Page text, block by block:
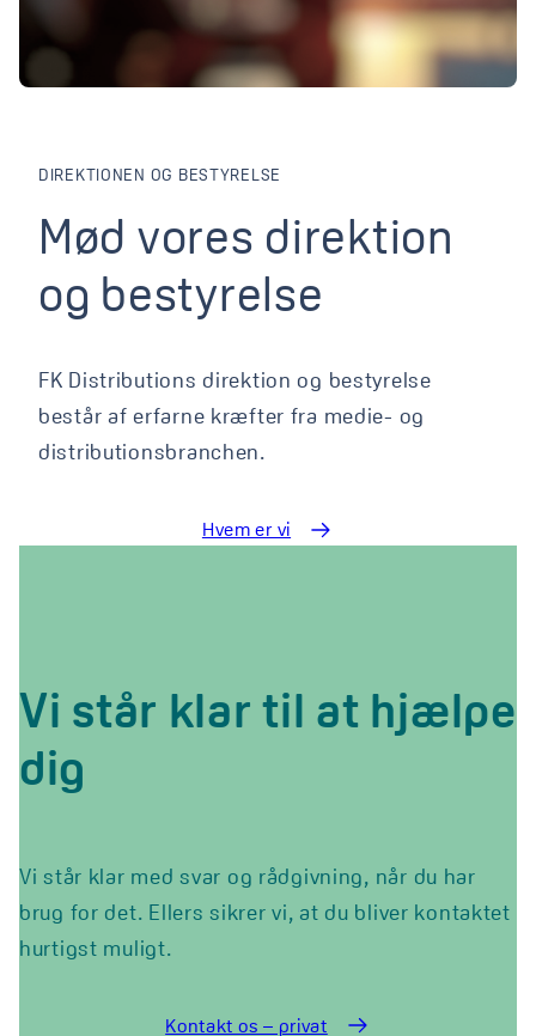
DIREKTIONEN OG BESTYRELSE
Mød vores direktion
Mød vores direktion
og bestyrelse
FK Distributions direktion og bestyrelse
består af erfarne kræfter fra medie- og
distributionsbranchen.
Hvem er vi
Vi står klar til at hjælpe
dig
Vi står klar med svar og rådgivning, når du har
brug for det. Ellers sikrer vi, at du bliver kontaktet
hurtigst muligt.
Kontakt os – privat